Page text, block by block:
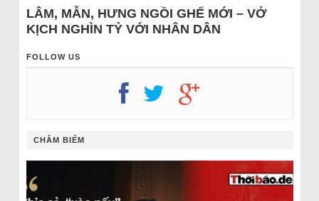
LÂM, MẪN, HƯNG NGỒI GHẾ MỚI – VỞ
KỊCH NGHÌN TỶ VỚI NHÂN DÂN
FOLLOW US
CHÂM BIẾM